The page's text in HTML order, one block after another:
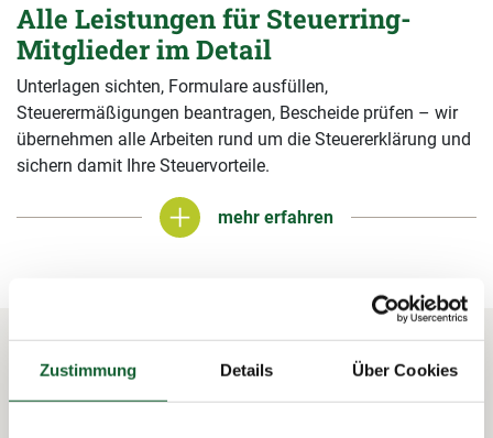
Zustimmung Details Über Cookies
Alle Leistungen für Steuerring-
Mitglieder im Detail
Unterlagen sichten, Formulare ausfüllen,
Steuerermäßigungen beantragen, Bescheide prüfen – wir
übernehmen alle Arbeiten rund um die Steuererklärung und
sichern damit Ihre Steuervorteile.
mehr erfahren
mehr erfahren
In 3 Schritten zur Steuererklärung.